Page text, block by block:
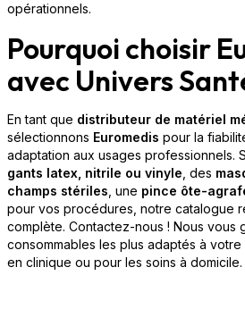
opérationnels.
Pourquoi choisir
avec Univers
En tant que distributeur de matériel
sélectionnons Euromedis pour la
adaptation aux usages professionnels.
gants latex, nitrile ou vinyle , des
champs stériles , une pince ôte-
pour vos procédures, notre catalogue
complète. Contactez-nous ! Nous vous
consommables les plus adaptés à votre
en clinique ou pour les soins à domicile.